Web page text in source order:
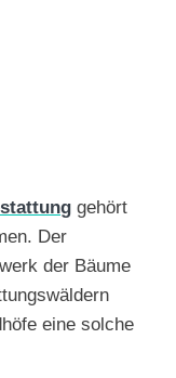
gehört
Der
der Bäume
eine solche